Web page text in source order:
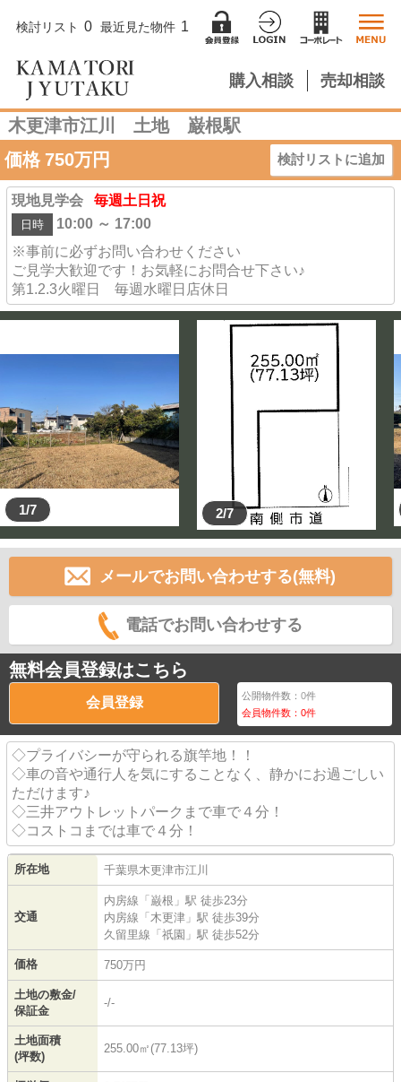
検討リスト 0 最近見た物件 1
購入相談 売却相談
木更津市江川 土地 巌根駅
価格 750万円 検討リストに追加
現地見学会 毎週土日祝
日時
10:00 ～ 17:00
※事前に必ずお問い合わせください
ご見学大歓迎です！お気軽にお問合せ下さい♪
第1.2.3火曜日 毎週水曜日店休日
1/7 2/7
メールでお問い合わせする(無料)
電話でお問い合わせする
無料会員登録はこちら
会員登録 公開物件数：0件
会員物件数：0件
◇プライバシーが守られる旗竿地！！
◇車の音や通行人を気にすることなく、静かにお過ごしい
ただけます♪
◇三井アウトレットパークまで車で４分！
◇コストコまでは車で４分！
所在地 千葉県木更津市江川
交通
内房線 「 巌根 」駅 徒歩23分
内房線 「 木更津 」駅 徒歩39分
久留里線 「 祇園 」駅 徒歩52分
価格 750万円
土地の敷金/
保証金
-/-
土地面積
(坪数)
255.00㎡(77.13坪)